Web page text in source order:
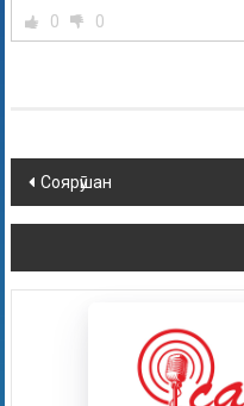
0 0
Соярӯшан